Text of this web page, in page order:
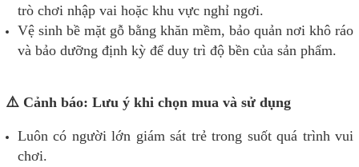
trò chơi nhập vai hoặc khu vực nghỉ ngơi.
Vệ sinh bề mặt gỗ bằng khăn mềm, bảo quản nơi khô ráo
và bảo dưỡng định kỳ để duy trì độ bền của sản phẩm.
⚠️ Cảnh báo: Lưu ý khi chọn mua và sử dụng
Luôn có người lớn giám sát trẻ trong suốt quá trình vui
chơi.